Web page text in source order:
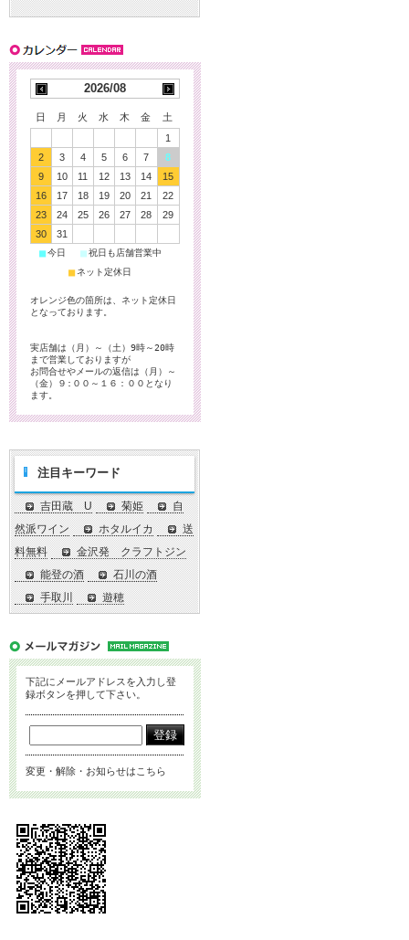
2026/08
日 月 火 水 木 金
土
1
2
3 4 5 6 7
8
9
10 11 12 13 14
15
16
17 18 19 20 21
22
23
24 25 26 27 28
29
30
31
■今日 ■祝日も店舗営業中
■ネット定休日
オレンジ色の箇所は、ネット定休日
となっております。
実店舗は（月）～（土）9時～20時
まで営業しておりますが
お問合せやメールの返信は（月）～
（金）９:００～１６：００となり
ます。
注目キーワード
吉田蔵 U 菊姫
自
然派ワイン
ホタルイカ
送
料無料
金沢発 クラフトジン
能登の酒
石川の酒
手取川
遊穂
下記にメールアドレスを入力し登
録ボタンを押して下さい。
変更・解除・お知らせはこちら